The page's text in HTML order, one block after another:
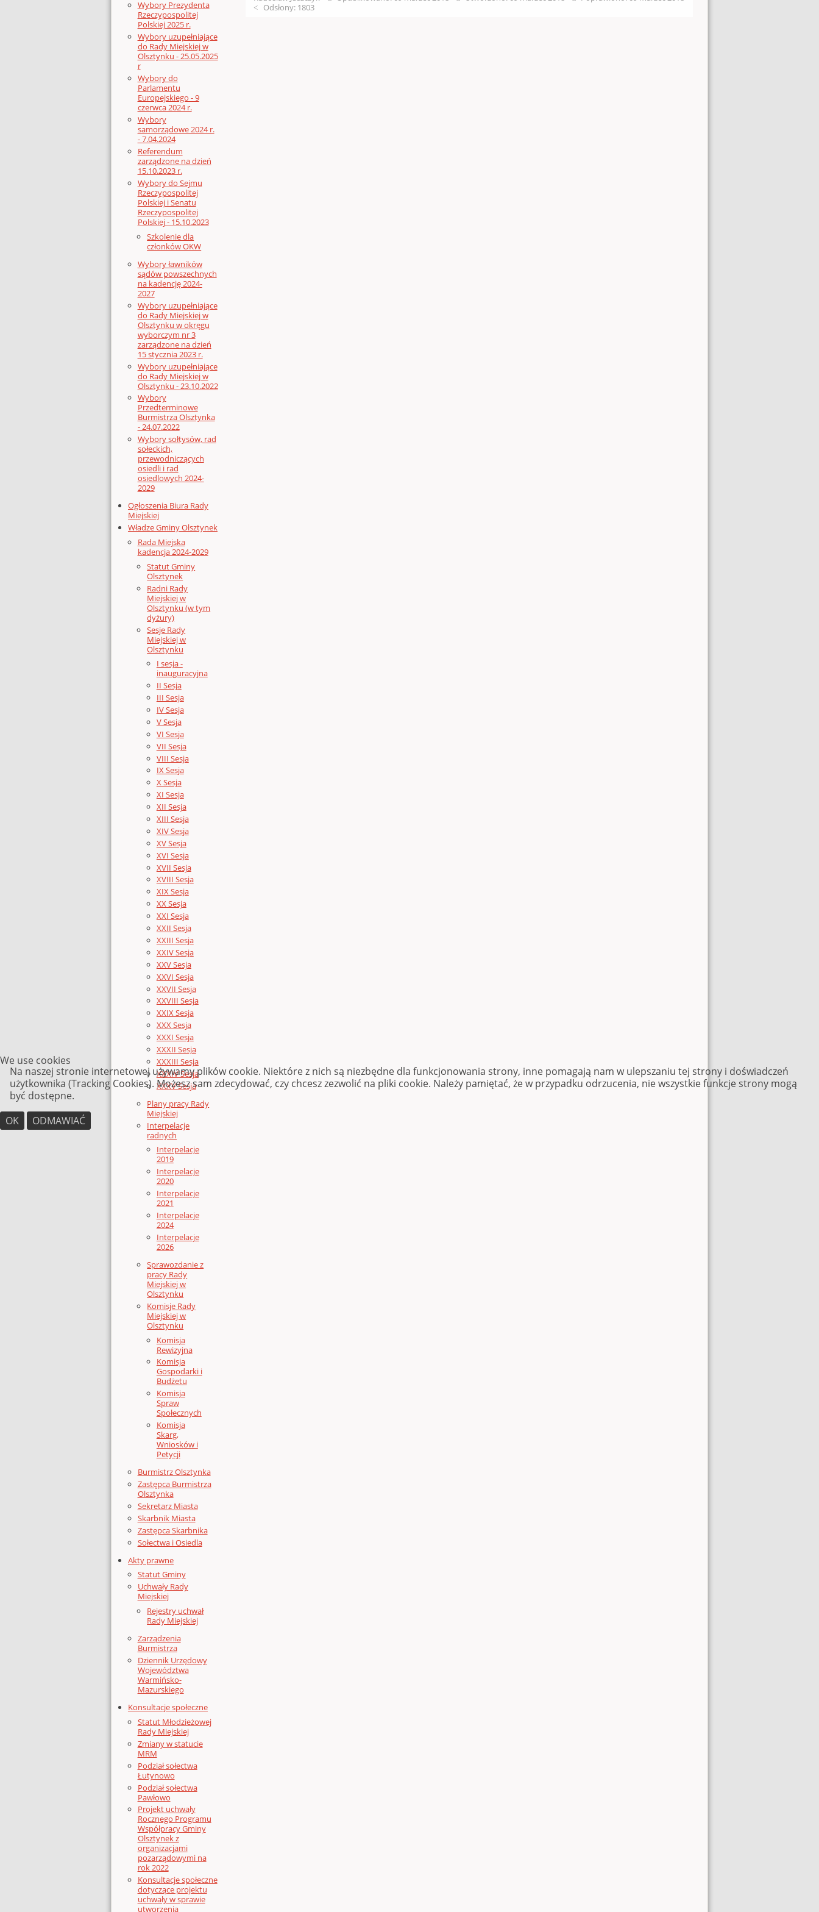
Wybory Prezydenta
Rzeczypospolitej
Polskiej 2025 r.
Wybory uzupełniające
do Rady Miejskiej w
Olsztynku - 25.05.2025
r
Wybory do
Parlamentu
Europejskiego - 9
czerwca 2024 r.
Wybory
samorządowe 2024 r.
- 7.04.2024
Referendum
zarządzone na dzień
15.10.2023 r.
Wybory do Sejmu
Rzeczypospolitej
Polskiej i Senatu
Rzeczypospolitej
Polskiej - 15.10.2023
Szkolenie dla
członków OKW
Wybory ławników
sądów powszechnych
na kadencję 2024-
2027
Wybory uzupełniające
do Rady Miejskiej w
Olsztynku w okręgu
wyborczym nr 3
zarządzone na dzień
15 stycznia 2023 r.
Wybory uzupełniające
do Rady Miejskiej w
Olsztynku - 23.10.2022
Wybory
Przedterminowe
Burmistrza Olsztynka
- 24.07.2022
Wybory sołtysów, rad
sołeckich,
przewodniczących
osiedli i rad
osiedlowych 2024-
2029
Ogłoszenia Biura Rady
Miejskiej
Władze Gminy Olsztynek
Rada Miejska
kadencja 2024-2029
Statut Gminy
Olsztynek
Radni Rady
Miejskiej w
Olsztynku (w tym
dyżury)
Sesje Rady
Miejskiej w
Olsztynku
I sesja -
inauguracyjna
II Sesja
III Sesja
IV Sesja
V Sesja
VI Sesja
VII Sesja
VIII Sesja
IX Sesja
X Sesja
XI Sesja
XII Sesja
XIII Sesja
XIV Sesja
XV Sesja
XVI Sesja
XVII Sesja
XVIII Sesja
XIX Sesja
XX Sesja
XXI Sesja
XXII Sesja
XXIII Sesja
XXIV Sesja
XXV Sesja
XXVI Sesja
XXVII Sesja
XXVIII Sesja
XXIX Sesja
XXX Sesja
XXXI Sesja
XXXII Sesja
XXXIII Sesja
XXXIV Sesja
XXXV Sesja
Plany pracy Rady
Miejskiej
Interpelacje
radnych
Interpelacje
2019
Interpelacje
2020
Interpelacje
2021
Interpelacje
2024
Interpelacje
2026
Sprawozdanie z
pracy Rady
Miejskiej w
Olsztynku
Komisje Rady
Miejskiej w
Olsztynku
Komisja
Rewizyjna
Komisja
Gospodarki i
Budżetu
Komisja
Spraw
Społecznych
Komisja
Skarg,
Wniosków i
Petycji
Burmistrz Olsztynka
Zastępca Burmistrza
Olsztynka
Sekretarz Miasta
Skarbnik Miasta
Zastępca Skarbnika
Sołectwa i Osiedla
Akty prawne
Statut Gminy
Uchwały Rady
Miejskiej
Rejestry uchwał
Rady Miejskiej
Zarządzenia
Burmistrza
Dziennik Urzędowy
Województwa
Warmińsko-
Mazurskiego
Konsultacje społeczne
Statut Młodzieżowej
Rady Miejskiej
Zmiany w statucie
MRM
Podział sołectwa
Łutynowo
Podział sołectwa
Pawłowo
Projekt uchwały
Rocznego Programu
Współpracy Gminy
Olsztynek z
organizacjami
pozarządowymi na
rok 2022
Konsultacje społeczne
dotyczące projektu
uchwały w sprawie
utworzenia
Odsłony: 1803
We use cookies
Na naszej stronie internetowej używamy plików cookie. Niektóre z nich są niezbędne dla funkcjonowania strony, inne pomagają nam w ulepszaniu tej strony i doświadczeń
użytkownika (Tracking Cookies). Możesz sam zdecydować, czy chcesz zezwolić na pliki cookie. Należy pamiętać, że w przypadku odrzucenia, nie wszystkie funkcje strony mogą
być dostępne.
OK
ODMAWIAĆ